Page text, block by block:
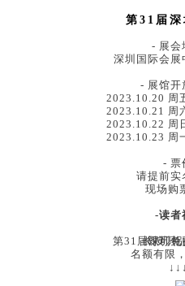
第31届深
- 展会
深圳国际会展
- 展馆开
2023.10.20 周
2023.10.21 周
2023.10.22 周
2023.10.23 周
- 票
请提前实
现场购
-读者
长按识
即可免
第31届深圳
名额有限